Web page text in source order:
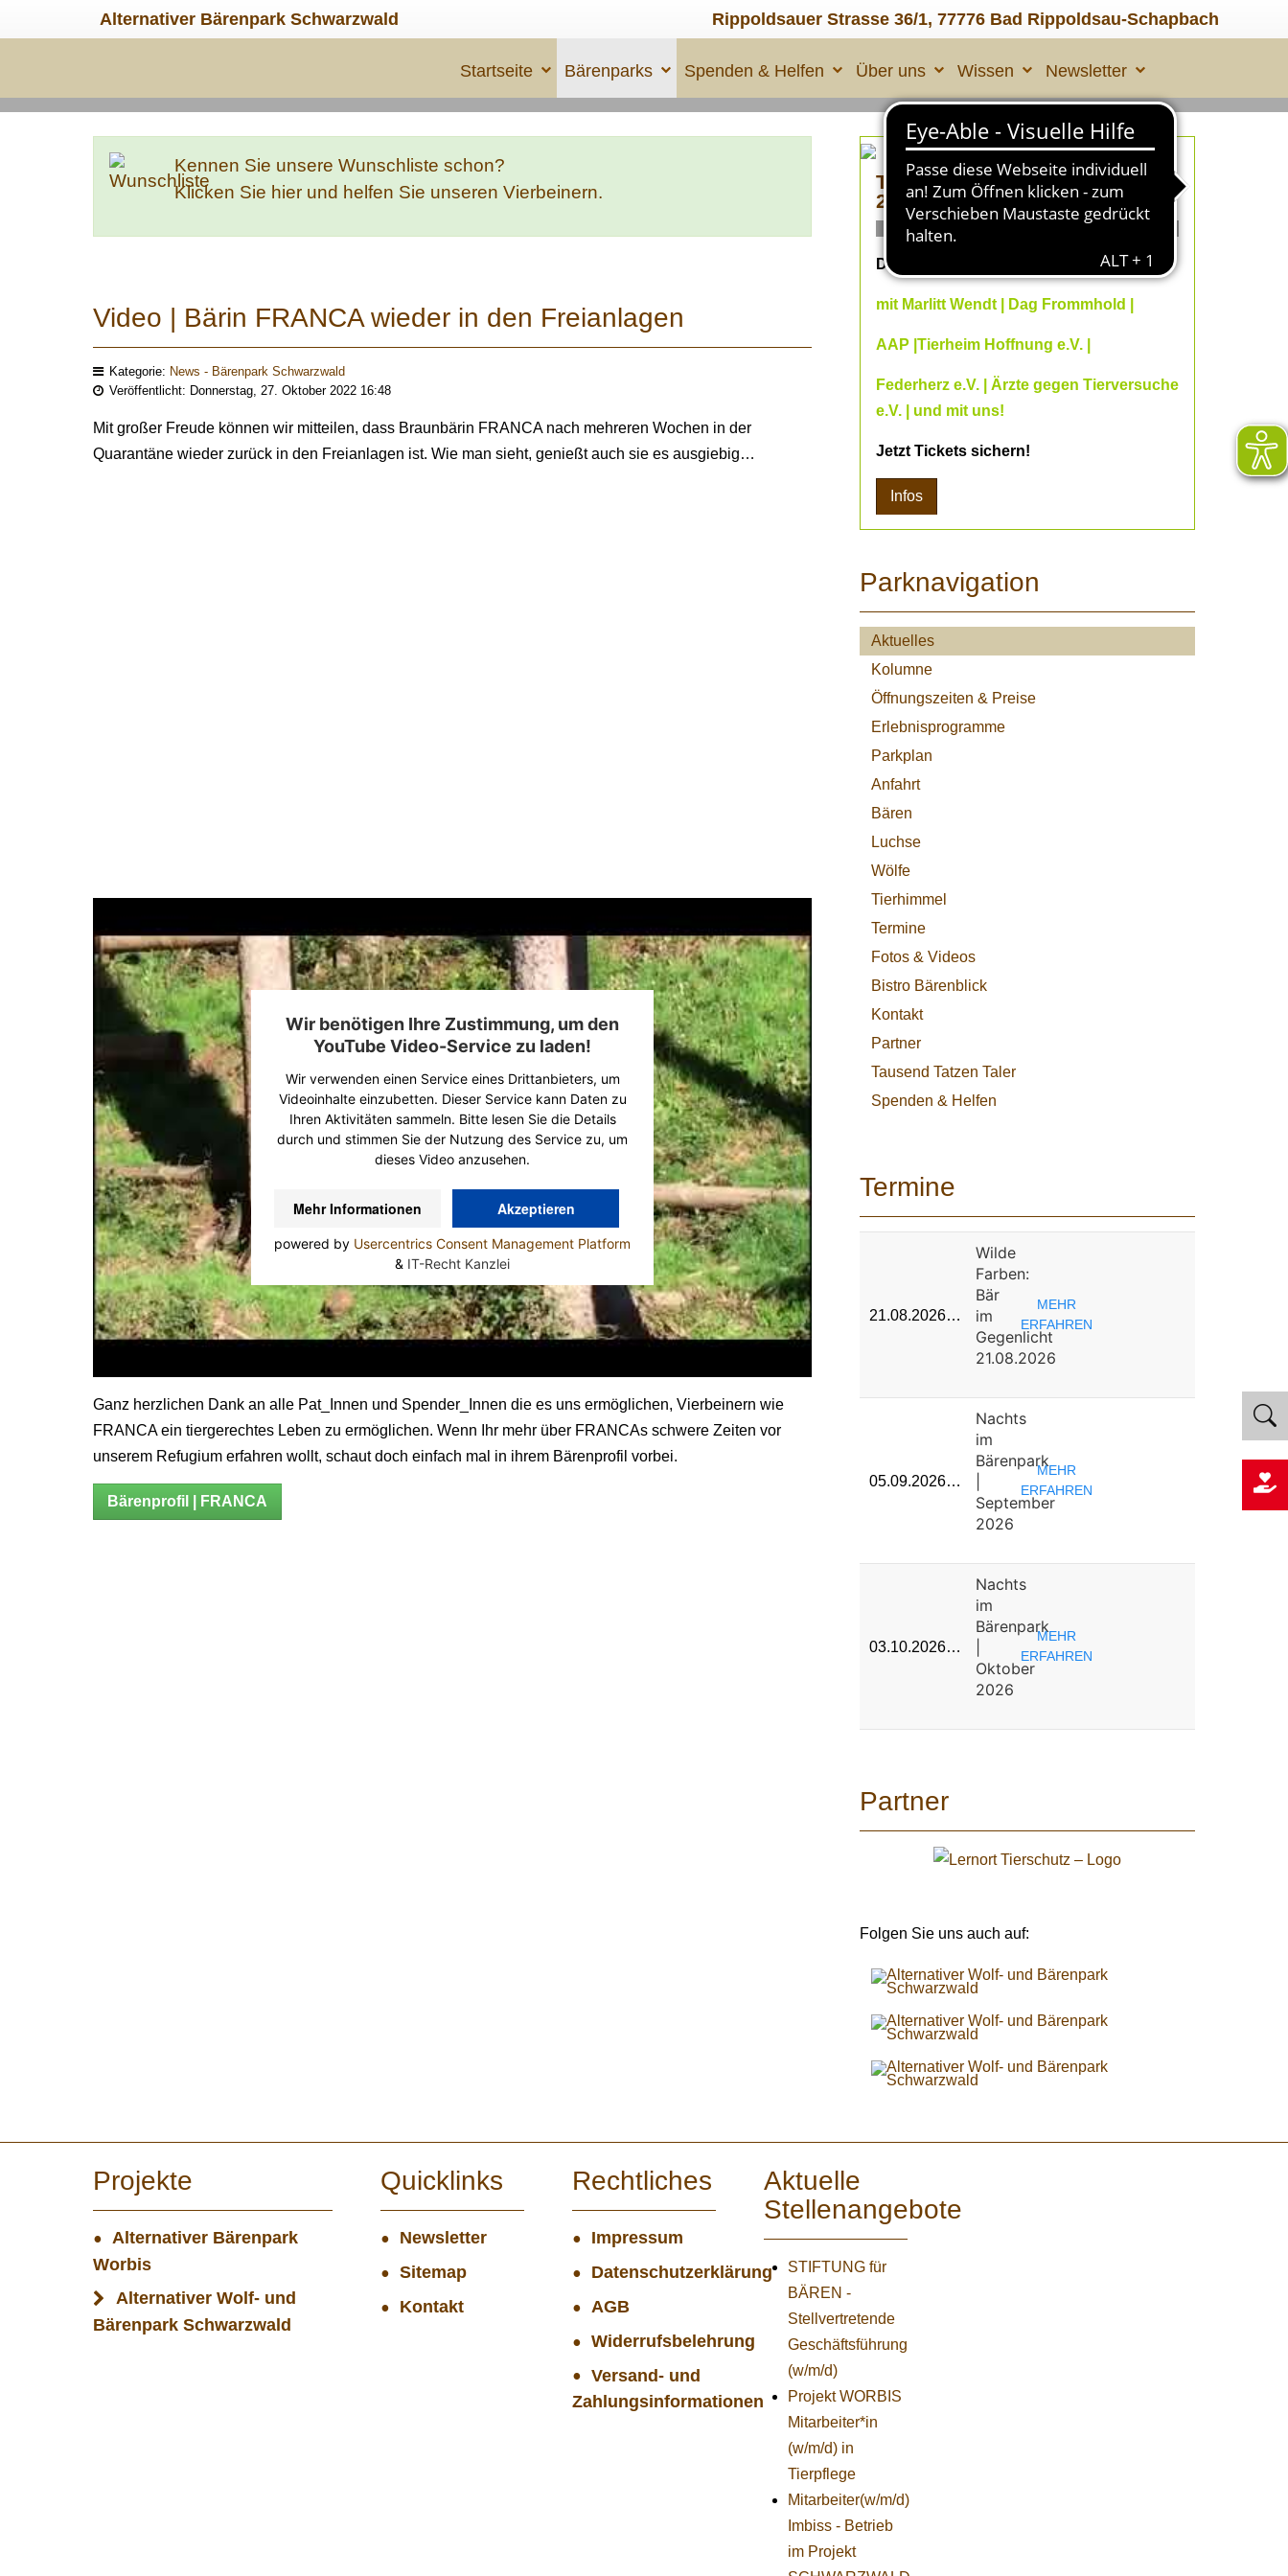
Alternativer Bärenpark Schwarzwald Rippoldsauer Strasse 36/1, 77776 Bad Rippoldsau-Schapbach
Startseite Bärenparks Spenden & Helfen Über uns Wissen Newsletter
Kennen Sie unsere Wunschliste schon?
Klicken Sie hier und helfen Sie unseren Vierbeinern.
Video | Bärin FRANCA wieder in den Freianlagen
Kategorie: News - Bärenpark Schwarzwald
Veröffentlicht: Donnerstag, 27. Oktober 2022 16:48
Mit großer Freude können wir mitteilen, dass Braunbärin FRANCA nach mehreren Wochen in der
Quarantäne wieder zurück in den Freianlagen ist. Wie man sieht, genießt auch sie es ausgiebig…
Wir benötigen Ihre Zustimmung, um den
YouTube Video-Service zu laden!
Wir verwenden einen Service eines Drittanbieters, um
Videoinhalte einzubetten. Dieser Service kann Daten zu
Ihren Aktivitäten sammeln. Bitte lesen Sie die Details
durch und stimmen Sie der Nutzung des Service zu, um
dieses Video anzusehen.
Mehr Informationen Akzeptieren
powered by Usercentrics Consent Management Platform
& IT-Recht Kanzlei
Ganz herzlichen Dank an alle Pat_Innen und Spender_Innen die es uns ermöglichen, Vierbeinern wie
FRANCA ein tiergerechtes Leben zu ermöglichen. Wenn Ihr mehr über FRANCAs schwere Zeiten vor
unserem Refugium erfahren wollt, schaut doch einfach mal in ihrem Bärenprofil vorbei.
Bärenprofil | FRANCA
TIERLEID made in ÜBERALL
2
ONLINE Fachvorträge
Dein Online--Herbst 2026
mit Marlitt Wendt | Dag Frommhold |
AAP |Tierheim Hoffnung e.V. |
Federherz e.V. | Ärzte gegen Tierversuche
e.V. | und mit uns!
Jetzt Tickets sichern!
Infos
Parknavigation
Aktuelles
Kolumne
Öffnungszeiten & Preise
Erlebnisprogramme
Parkplan
Anfahrt
Bären
Luchse
Wölfe
Tierhimmel
Termine
Fotos & Videos
Bistro Bärenblick
Kontakt
Partner
Tausend Tatzen Taler
Spenden & Helfen
Termine
21.08.2026…
Wilde
Farben:
Bär
im
Gegenlicht
21.08.2026
MEHR
ERFAHREN
05.09.2026…
Nachts
im
Bärenpark
September
2026
MEHR
ERFAHREN
03.10.2026…
Nachts
im
Bärenpark
Oktober
2026
MEHR
ERFAHREN
Partner
Folgen Sie uns auch auf:
Projekte
Alternativer Bärenpark
Worbis
Alternativer Wolf- und
Bärenpark Schwarzwald
Quicklinks
Newsletter
Sitemap
Kontakt
Rechtliches
Impressum
Datenschutzerklärung
AGB
Widerrufsbelehrung
Versand- und
Zahlungsinformationen
Aktuelle
Stellenangebote
STIFTUNG für
BÄREN -
Stellvertretende
Geschäftsführung
(w/m/d)
Projekt WORBIS
Mitarbeiter*in
(w/m/d) in
Tierpflege
Mitarbeiter(w/m/d)
Imbiss - Betrieb
im Projekt